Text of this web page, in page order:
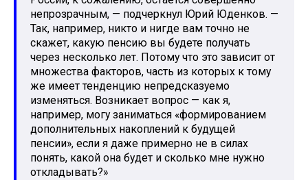
непрозрачным, — подчеркнул Юрий Юденков. —
Так, например, никто и нигде вам точно не
скажет, какую пенсию вы будете получать
через несколько лет. Потому что это зависит от
множества факторов, часть из которых к тому
же имеет тенденцию непредсказуемо
изменяться. Возникает вопрос — как я,
например, могу заниматься «формированием
дополнительных накоплений к будущей
пенсии», если я даже примерно не в силах
понять, какой она будет и сколько мне нужно
откладывать?»